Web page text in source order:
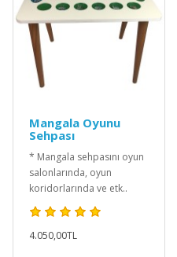
Mangala Oyunu
Sehpası
* Mangala sehpasını oyun
salonlarında, oyun
koridorlarında ve etk..
4.050,00TL